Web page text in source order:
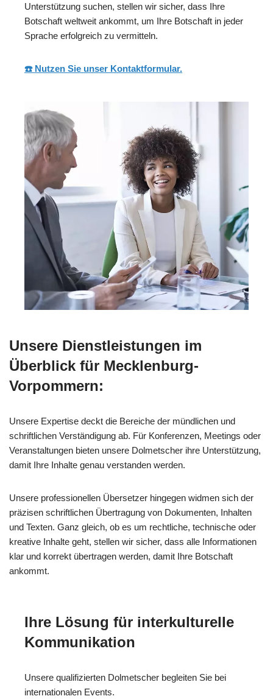
Unterstützung suchen, stellen wir sicher, dass Ihre
Botschaft weltweit ankommt, um Ihre Botschaft in jeder
Sprache erfolgreich zu vermitteln.
☎️ Nutzen Sie unser Kontaktformular.
Unsere Dienstleistungen im
Überblick für Mecklenburg-
Vorpommern:
Unsere Expertise deckt die Bereiche der mündlichen und
schriftlichen Verständigung ab. Für Konferenzen, Meetings oder
Veranstaltungen bieten unsere Dolmetscher ihre Unterstützung,
damit Ihre Inhalte genau verstanden werden.
Unsere professionellen Übersetzer hingegen widmen sich der
präzisen schriftlichen Übertragung von Dokumenten, Inhalten
und Texten. Ganz gleich, ob es um rechtliche, technische oder
kreative Inhalte geht, stellen wir sicher, dass alle Informationen
klar und korrekt übertragen werden, damit Ihre Botschaft
ankommt.
Ihre Lösung für interkulturelle
Kommunikation
Unsere qualifizierten Dolmetscher begleiten Sie bei
internationalen Events.